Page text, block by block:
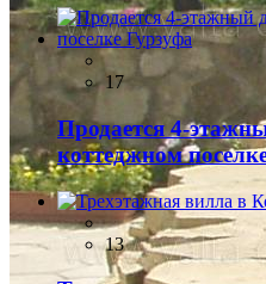
17
Продается 4-
коттеджном
13